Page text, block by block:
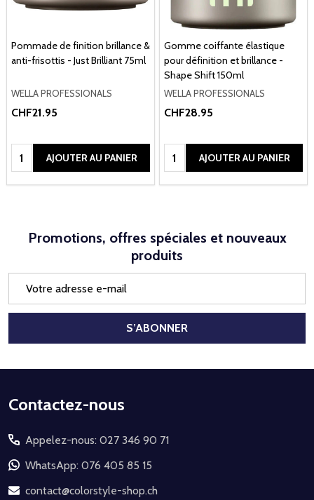
Pommade de finition brillance &
anti-frisottis - Just Brilliant 75ml
WELLA PROFESSIONALS
CHF21.95
Quantité:AJOUTER AU PANIER
Gomme coiffante élastique
pour définition et brillance -
Shape Shift 150ml
WELLA PROFESSIONALS
CHF28.95
Quantité:AJOUTER AU PANIER
Promotions, offres spéciales et nouveaux
produits
mail
S’ABONNER
Début
pied
de
page
Contactez-nous
Appelez-nous: 027 346 90 71
WhatsApp: 076 405 85 15
contact@colorstyle-shop.ch